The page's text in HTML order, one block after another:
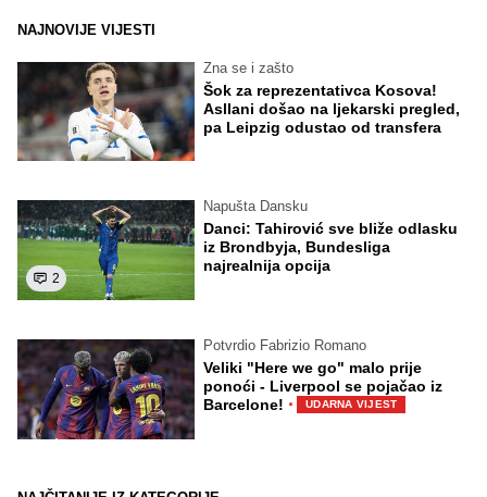
NAJNOVIJE VIJESTI
Zna se i zašto
Šok za reprezentativca Kosova!
Asllani došao na ljekarski pregled,
pa Leipzig odustao od transfera
2
Napušta Dansku
Danci: Tahirović sve bliže odlasku
iz Brondbyja, Bundesliga
najrealnija opcija
Potvrdio Fabrizio Romano
Veliki "Here we go" malo prije
ponoći - Liverpool se pojačao iz
Barcelone! · UDARNA VIJEST